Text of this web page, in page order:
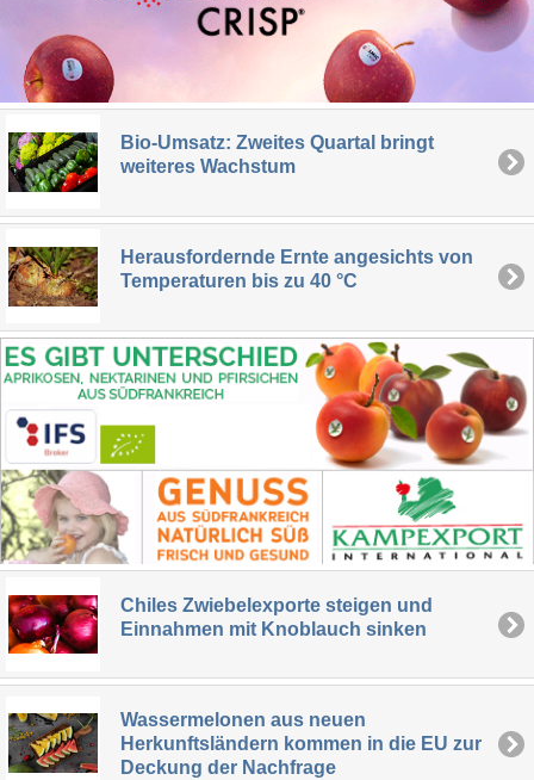
Bio-Umsatz: Zweites Quartal bringt
weiteres Wachstum
Herausfordernde Ernte angesichts von
Temperaturen bis zu 40 °C
Chiles Zwiebelexporte steigen und
Einnahmen mit Knoblauch sinken
Wassermelonen aus neuen
Herkunftsländern kommen in die EU zur
Deckung der Nachfrage